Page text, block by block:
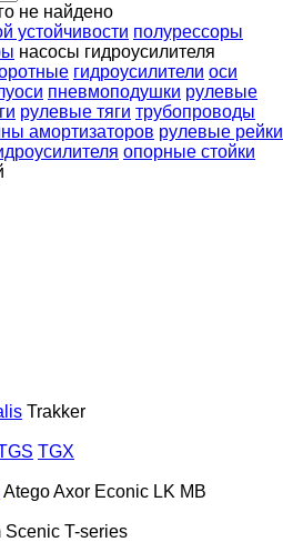
не найдено
устойчивости полурессоры
насосы гидроусилителя
гидроусилители оси
пневмоподушки рулевые
рулевые тяги трубопроводы
амортизаторов рулевые рейки
опорные стойки
Trakker
TGX
AtegoAxor Econic LK MB
Scenic T-series